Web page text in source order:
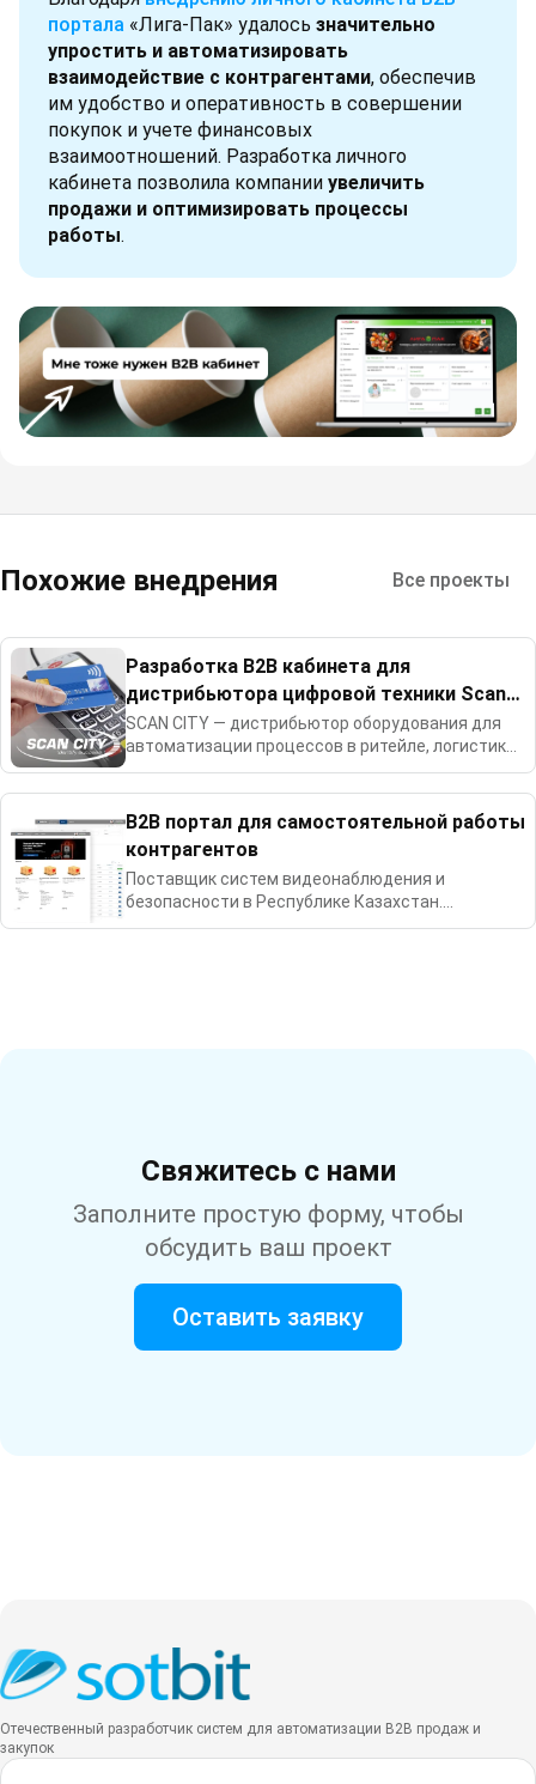
портала «Лига-Пак» удалось значительно
упростить и автоматизировать
взаимодействие с контрагентами, обеспечив
им удобство и оперативность в совершении
покупок и учете финансовых
взаимоотношений. Разработка личного
кабинета позволила компании увеличить
продажи и оптимизировать процессы
работы.
Похожие внедрения Все проекты
Разработка B2B кабинета для
дистрибьютора цифровой техники Scan
City
SCAN CITY — дистрибьютор оборудования для
автоматизации процессов в ритейле, логистике
и производстве.
B2B портал для самостоятельной работы
контрагентов
Поставщик систем видеонаблюдения и
безопасности в Республике Казахстан.
Официальный представитель и дистрибьютор
Свяжитесь с нами
Заполните простую форму, чтобы
обсудить ваш проект
Оставить заявку
Отечественный разработчик систем для автоматизации B2B продаж и
закупок